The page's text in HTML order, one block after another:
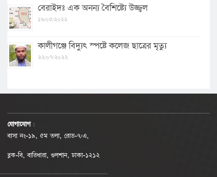
বেরাইদঃ এক অনন্য বৈশিষ্ট্যে উজ্জ্বল
১৬/০৫/২০২২
কালীগঞ্জে বিদ্যুৎ স্পষ্টে কলেজ ছাত্রের মৃত্যু
২২/০৭/২০২২
যোগাযোগ :
বাসা নং-১৯, ৫ম তলা, রোড-৭/এ,
ব্লক-বি, বারিধারা, গুলশান, ঢাকা-১২১২